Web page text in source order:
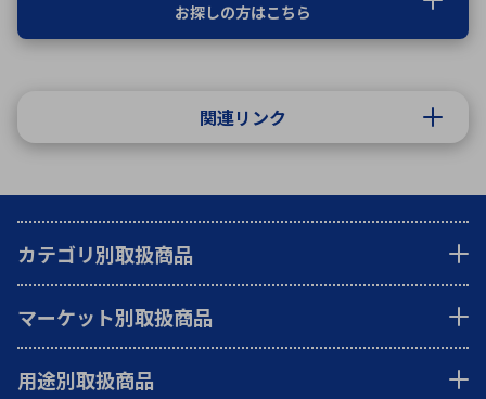
お探しの方はこちら
関連リンク
カテゴリ別取扱商品
マーケット別取扱商品
用途別取扱商品